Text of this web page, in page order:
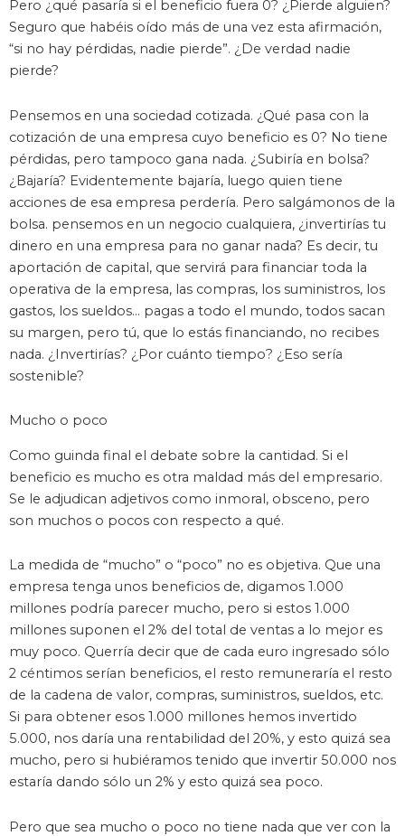
Pero ¿qué pasaría si el beneficio fuera 0? ¿Pierde alguien?
Seguro que habéis oído más de una vez esta afirmación,
“si no hay pérdidas, nadie pierde”. ¿De verdad nadie
pierde?
Pensemos en una sociedad cotizada. ¿Qué pasa con la
cotización de una empresa cuyo beneficio es 0? No tiene
pérdidas, pero tampoco gana nada. ¿Subiría en bolsa?
¿Bajaría? Evidentemente bajaría, luego quien tiene
acciones de esa empresa perdería. Pero salgámonos de la
bolsa. pensemos en un negocio cualquiera, ¿invertirías tu
dinero en una empresa para no ganar nada? Es decir, tu
aportación de capital, que servirá para financiar toda la
operativa de la empresa, las compras, los suministros, los
gastos, los sueldos… pagas a todo el mundo, todos sacan
su margen, pero tú, que lo estás financiando, no recibes
nada. ¿Invertirías? ¿Por cuánto tiempo? ¿Eso sería
sostenible?
Mucho o poco
Como guinda final el debate sobre la cantidad. Si el
beneficio es mucho es otra maldad más del empresario.
Se le adjudican adjetivos como inmoral, obsceno, pero
son muchos o pocos con respecto a qué.
La medida de “mucho” o “poco” no es objetiva. Que una
empresa tenga unos beneficios de, digamos 1.000
millones podría parecer mucho, pero si estos 1.000
millones suponen el 2% del total de ventas a lo mejor es
muy poco. Querría decir que de cada euro ingresado sólo
2 céntimos serían beneficios, el resto remuneraría el resto
de la cadena de valor, compras, suministros, sueldos, etc.
Si para obtener esos 1.000 millones hemos invertido
5.000, nos daría una rentabilidad del 20%, y esto quizá sea
mucho, pero si hubiéramos tenido que invertir 50.000 nos
estaría dando sólo un 2% y esto quizá sea poco.
Pero que sea mucho o poco no tiene nada que ver con la